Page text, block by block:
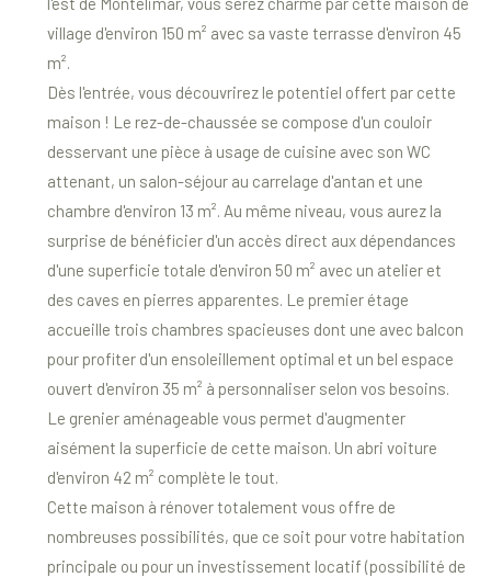
village d'environ 150 m² avec sa vaste terrasse d'environ 45
m².
Dès l'entrée, vous découvrirez le potentiel offert par cette
maison ! Le rez-de-chaussée se compose d'un couloir
desservant une pièce à usage de cuisine avec son WC
attenant, un salon-séjour au carrelage d'antan et une
chambre d'environ 13 m². Au même niveau, vous aurez la
surprise de bénéficier d'un accès direct aux dépendances
d'une superficie totale d'environ 50 m² avec un atelier et
des caves en pierres apparentes. Le premier étage
accueille trois chambres spacieuses dont une avec balcon
pour profiter d'un ensoleillement optimal et un bel espace
ouvert d'environ 35 m² à personnaliser selon vos besoins.
Le grenier aménageable vous permet d'augmenter
aisément la superficie de cette maison. Un abri voiture
d'environ 42 m² complète le tout.
Cette maison à rénover totalement vous offre de
nombreuses possibilités, que ce soit pour votre habitation
principale ou pour un investissement locatif (possibilité de